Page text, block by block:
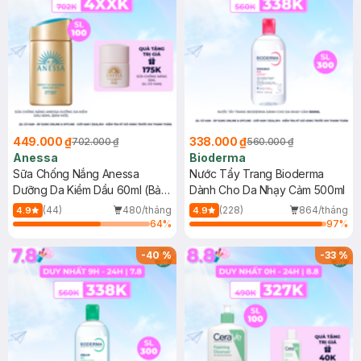
449.000 ₫702.000 ₫
Anessa
Sữa Chống Nắng Anessa
Dưỡng Da Kiềm Dầu 60ml (Bản
Mới)
4.9 (44)
480/tháng
64%
338.000 ₫560.000 ₫
Bioderma
Nước Tẩy Trang Bioderma
Dành Cho Da Nhạy Cảm 500ml
4.9 (228)
864/tháng
97%
-40% -33%